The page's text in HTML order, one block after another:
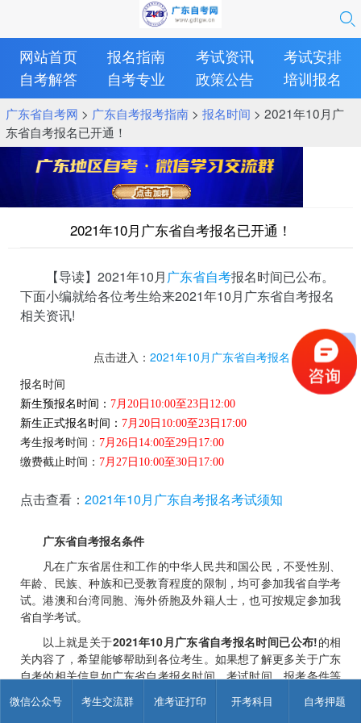
微信公众号 考生交流群 准考证打印 开考科目 自考押题
网站首页 报名指南 考试资讯
考试安排
自考解答
自考专业 政策公告 培训报名
广东省自考网 > 广东自考报考指南> 报名时间 > 2021年10月广
东省自考报名已开通！
2021年10月广东省自考报名已开通！
【导读】2021年10月 广东省自考报名时间已公布。
下面小编就给各位考生给来2021年10月广东省自考报名
相关资讯!
点击进入： 2021年10月广东省自考报名
报名时间
新生预报名时间： 7月20日10:00至23日12:00
新生正式报名时间： 7月20日10:00至23日17:00
考生报考时间： 7月26日14:00至29日17:00
缴费截止时间： 7月27日10:00至30日17:00
点击查看： 2021年10月广东自考报名考试须知
广东省自考报名条件
凡在广东省居住和工作的中华人民共和国公民，不受性别、
年龄、民族、种族和已受教育程度的限制，均可参加我省自学考
试。港澳和台湾同胞、海外侨胞及外籍人士，也可按规定参加我
省自学考试。
以上就是关于2021年10月广东省自考报名时间已公布!的相
关内容了，希望能够帮助到各位考生。如果想了解更多关于广东
自考的相关信息如广东省自考报名时间、考试时间、报考条件等
以联系我们的【关注“广东省自考服务中心”微信公众号 】。